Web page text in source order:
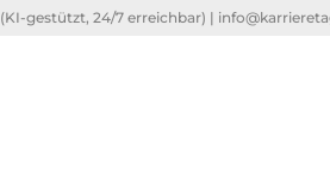
(KI-gestützt, 24/7 erreichbar) |